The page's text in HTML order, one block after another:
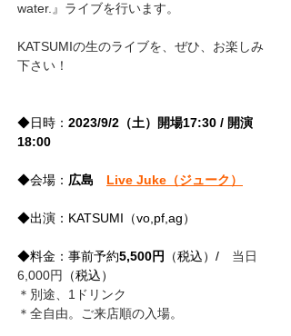
water.』ライブを行います。
KATSUMIの生のライブを、ぜひ、お楽しみ
下さい！
◆日時： 2023/9/2（土）開場17:30 / 開演
18:00
◆会場： 広島 Live Juke（ジューク）
◆出演：KATSUMI（vo,pf,ag）
◆料金：事前予約5,500円 （税込）/ 当日
6,000円
（税込）
＊別途、1ドリンク
＊全自由。ご来店順の入場。